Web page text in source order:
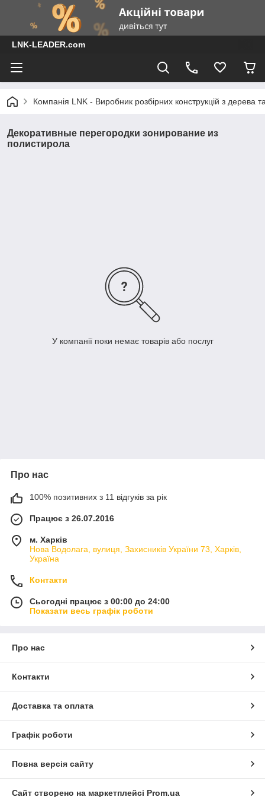
LNK-LEADER.com
Компанія LNK - Виробник розбірних конструкцій з дерева
Декоративные перегородки зонирование из
полистирола
У компанії поки немає товарів або послуг
Про нас
100% позитивних з 11 відгуків за рік
Працює з 26.07.2016
м. Харків
Нова Водолага, вулиця, Захисників України 73, Харків,
Україна
Контакти
Сьогодні працює з 00:00 до 24:00
Показати весь графік роботи
Про нас
Контакти
Доставка та оплата
Графік роботи
Повна версія сайту
Сайт створено на маркетплейсі Prom.ua